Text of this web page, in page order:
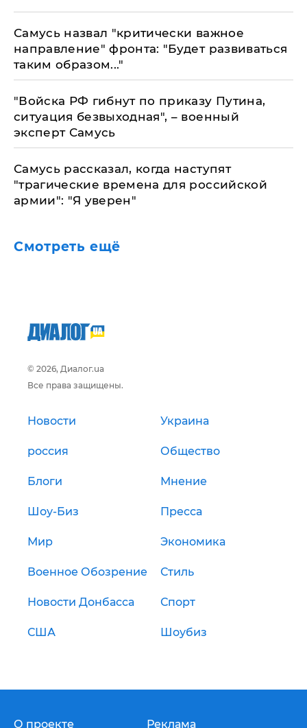
Самусь назвал "критически важное
направление" фронта: "Будет развиваться
таким образом..."
​"Войска РФ гибнут по приказу Путина,
ситуация безвыходная", – военный
эксперт Самусь
Самусь рассказал, когда наступят
"трагические времена для российской
армии": "Я уверен"
Смотреть ещё
© 2026, Диалог.ua
Все права защищены.
Новости Украина
россия Общество
Блоги Мнение
Шоу-Биз Пресса
Мир Экономика
Военное Обозрение Стиль
Новости Донбасса Спорт
США Шоубиз
О проекте Реклама